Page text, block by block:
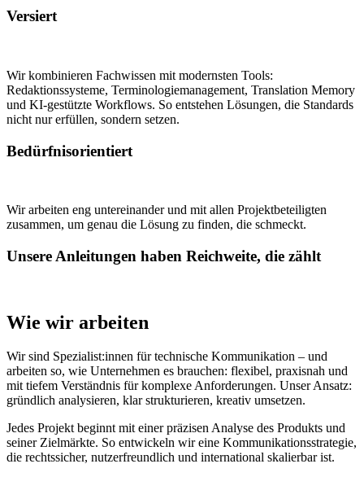
Versiert
Wir kombinieren Fachwissen mit modernsten Tools:
Redaktionssysteme, Terminologiemanagement, Translation Memory
und KI-gestützte Workflows. So entstehen Lösungen, die Standards
nicht nur erfüllen, sondern setzen.
Bedürfnisorientiert
Wir arbeiten eng untereinander und mit allen Projektbeteiligten
zusammen, um genau die Lösung zu finden, die schmeckt.
Unsere Anleitungen haben Reichweite, die zählt
Wie wir arbeiten
Wir sind Spezialist:innen für technische Kommunikation – und
arbeiten so, wie Unternehmen es brauchen: flexibel, praxisnah und
mit tiefem Verständnis für komplexe Anforderungen. Unser Ansatz:
gründlich analysieren, klar strukturieren, kreativ umsetzen.
Jedes Projekt beginnt mit einer präzisen Analyse des Produkts und
seiner Zielmärkte. So entwickeln wir eine Kommunikationsstrategie,
die rechtssicher, nutzerfreundlich und international skalierbar ist.